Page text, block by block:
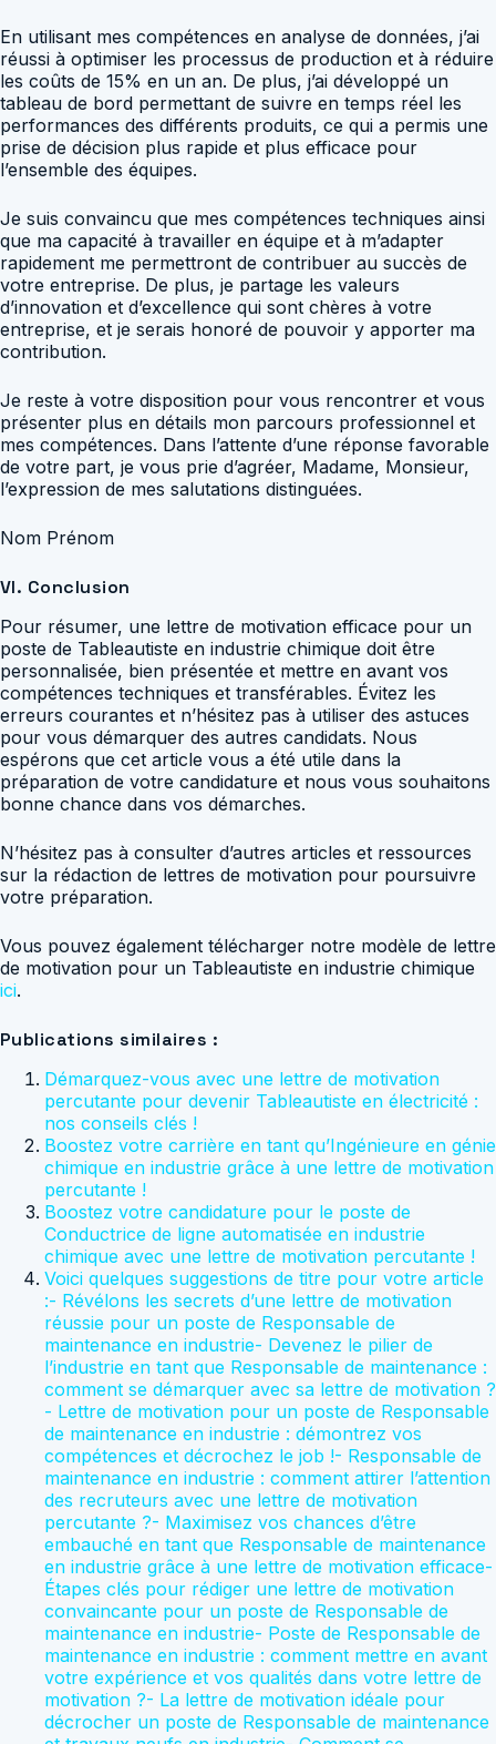
En utilisant mes compétences en analyse de données, j’ai
réussi à optimiser les processus de production et à réduire
les coûts de 15% en un an. De plus, j’ai développé un
tableau de bord permettant de suivre en temps réel les
performances des différents produits, ce qui a permis une
prise de décision plus rapide et plus efficace pour
l’ensemble des équipes.
Je suis convaincu que mes compétences techniques ainsi
que ma capacité à travailler en équipe et à m’adapter
rapidement me permettront de contribuer au succès de
votre entreprise. De plus, je partage les valeurs
d’innovation et d’excellence qui sont chères à votre
entreprise, et je serais honoré de pouvoir y apporter ma
contribution.
Je reste à votre disposition pour vous rencontrer et vous
présenter plus en détails mon parcours professionnel et
mes compétences. Dans l’attente d’une réponse favorable
de votre part, je vous prie d’agréer, Madame, Monsieur,
l’expression de mes salutations distinguées.
Nom Prénom
VI. Conclusion
Pour résumer, une lettre de motivation efficace pour un
poste de Tableautiste en industrie chimique doit être
personnalisée, bien présentée et mettre en avant vos
compétences techniques et transférables. Évitez les
erreurs courantes et n’hésitez pas à utiliser des astuces
pour vous démarquer des autres candidats. Nous
espérons que cet article vous a été utile dans la
préparation de votre candidature et nous vous souhaitons
bonne chance dans vos démarches.
N’hésitez pas à consulter d’autres articles et ressources
sur la rédaction de lettres de motivation pour poursuivre
votre préparation.
Vous pouvez également télécharger notre modèle de lettre
de motivation pour un Tableautiste en industrie chimique
ici.
Publications similaires :
Démarquez-vous avec une lettre de motivation
percutante pour devenir Tableautiste en électricité :
nos conseils clés !
Boostez votre carrière en tant qu’Ingénieure en génie
chimique en industrie grâce à une lettre de motivation
percutante !
Boostez votre candidature pour le poste de
Conductrice de ligne automatisée en industrie
chimique avec une lettre de motivation percutante !
Voici quelques suggestions de titre pour votre article
:- Révélons les secrets d’une lettre de motivation
réussie pour un poste de Responsable de
maintenance en industrie- Devenez le pilier de
l’industrie en tant que Responsable de maintenance :
comment se démarquer avec sa lettre de motivation ?
- Lettre de motivation pour un poste de Responsable
de maintenance en industrie : démontrez vos
compétences et décrochez le job !- Responsable de
maintenance en industrie : comment attirer l’attention
des recruteurs avec une lettre de motivation
percutante ?- Maximisez vos chances d’être
embauché en tant que Responsable de maintenance
en industrie grâce à une lettre de motivation efficace-
Étapes clés pour rédiger une lettre de motivation
convaincante pour un poste de Responsable de
maintenance en industrie- Poste de Responsable de
maintenance en industrie : comment mettre en avant
votre expérience et vos qualités dans votre lettre de
motivation ?- La lettre de motivation idéale pour
décrocher un poste de Responsable de maintenance